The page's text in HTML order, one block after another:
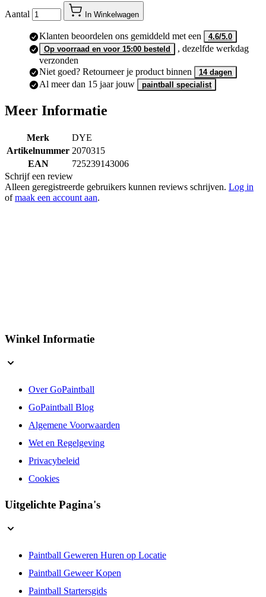
Aantal In Winkelwagen
Klanten beoordelen ons gemiddeld met een
4.6/5.0
Op voorraad en voor 15:00 besteld
, dezelfde werkdag
verzonden
Niet goed? Retourneer je product binnen
14 dagen
Al meer dan 15 jaar jouw paintball specialist
Meer Informatie
Merk
DYE
Artikelnummer 2070315
EAN
725239143006
Schrijf een review
Alleen geregistreerde gebruikers kunnen reviews schrijven. Log in
ofmaak een account aan.
Winkel Informatie
Over GoPaintball
GoPaintball Blog
Algemene Voorwaarden
Wet en Regelgeving
Privacybeleid
Cookies
Uitgelichte Pagina's
Paintball Geweren Huren op Locatie
Paintball Geweer Kopen
Paintball Startersgids